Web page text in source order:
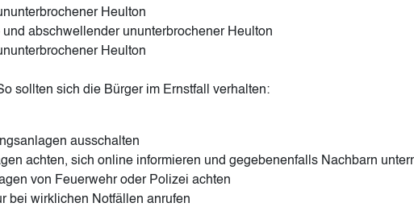
Heulton
und abschwellender ununterbrochener Heulton
Heulton
sollten sich die Bürger im Ernstfall verhalten:
ausschalten
achten, sich online informieren und gegebenenfalls Nachbarn
von Feuerwehr oder Polizei achten
bei wirklichen Notfällen anrufen